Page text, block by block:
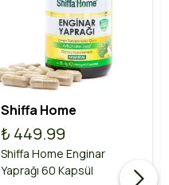
Shiffa Home
₺ 449.99
Shiffa Home Enginar
Yaprağı 60 Kapsül